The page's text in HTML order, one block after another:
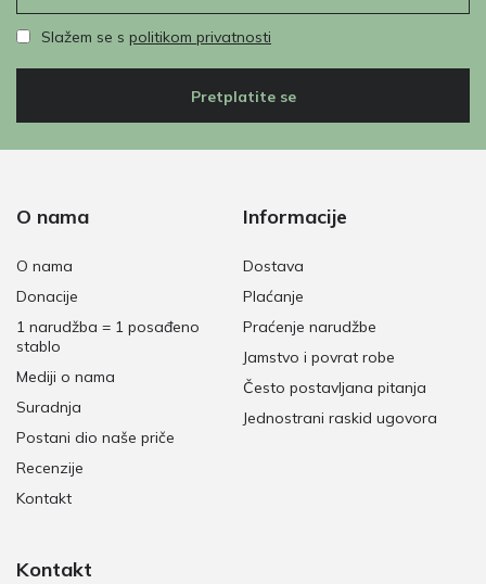
Slažem se s politikom privatnosti
Pretplatite se
O nama
O nama
Donacije
1 narudžba = 1 posađeno
stablo
Mediji o nama
Suradnja
Postani dio naše priče
Recenzije
Kontakt
Informacije
Dostava
Plaćanje
Praćenje narudžbe
Jamstvo i povrat robe
Često postavljana pitanja
Jednostrani raskid ugovora
Kontakt